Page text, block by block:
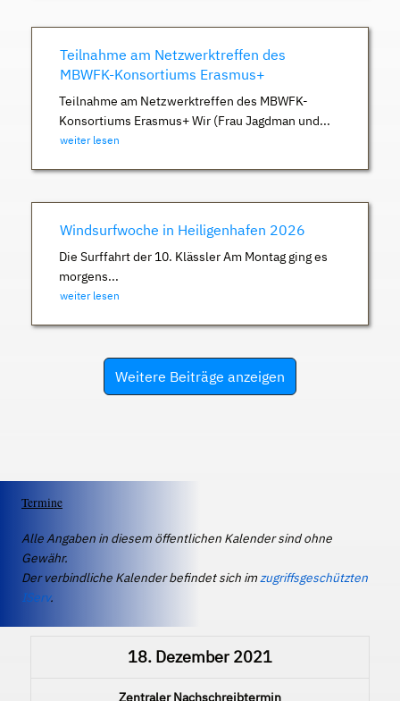
Teilnahme am Netzwerktreffen des
MBWFK-Konsortiums Erasmus+
Teilnahme am Netzwerktreffen des MBWFK-
Konsortiums Erasmus+ Wir (Frau Jagdman und...
weiter lesen
Windsurfwoche in Heiligenhafen 2026
Die Surffahrt der 10. Klässler Am Montag ging es
morgens...
weiter lesen
Weitere Beiträge anzeigen
Termine
Alle Angaben in diesem öffentlichen Kalender sind ohne
Gewähr.
Der verbindliche Kalender befindet sich imzugriffsgeschützten
IServ.
18. Dezember 2021
Zentraler Nachschreibtermin